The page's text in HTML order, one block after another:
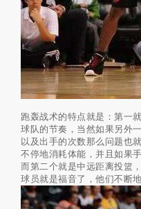
跑轰战术的特点就是：第一
球队的节奏，当然如果另外
以及出手的次数那么问题也
不停地消耗体能，并且如果
而第二个就是中远距离投篮
球员就是福音了，他们不断